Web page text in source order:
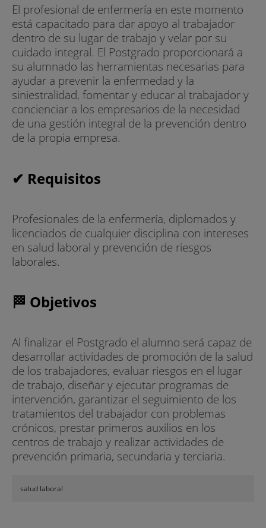
El profesional de enfermería en este momento
está capacitado para dar apoyo al trabajador
dentro de su lugar de trabajo y velar por su
cuidado integral. El Postgrado proporcionará a
su alumnado las herramientas necesarias para
ayudar a prevenir la enfermedad y la
siniestralidad, fomentar y educar al trabajador y
concienciar a los empresarios de la necesidad
de una gestión integral de la prevención dentro
de la propia empresa.
✔ Requisitos
Profesionales de la enfermería, diplomados y
licenciados de cualquier disciplina con intereses
en salud laboral y prevención de riesgos
laborales.
🏁 Objetivos
Al finalizar el Postgrado el alumno será capaz de
desarrollar actividades de promoción de la salud
de los trabajadores, evaluar riesgos en el lugar
de trabajo, diseñar y ejecutar programas de
intervención, garantizar el seguimiento de los
tratamientos del trabajador con problemas
crónicos, prestar primeros auxilios en los
centros de trabajo y realizar actividades de
prevención primaria, secundaria y terciaria.
salud laboral